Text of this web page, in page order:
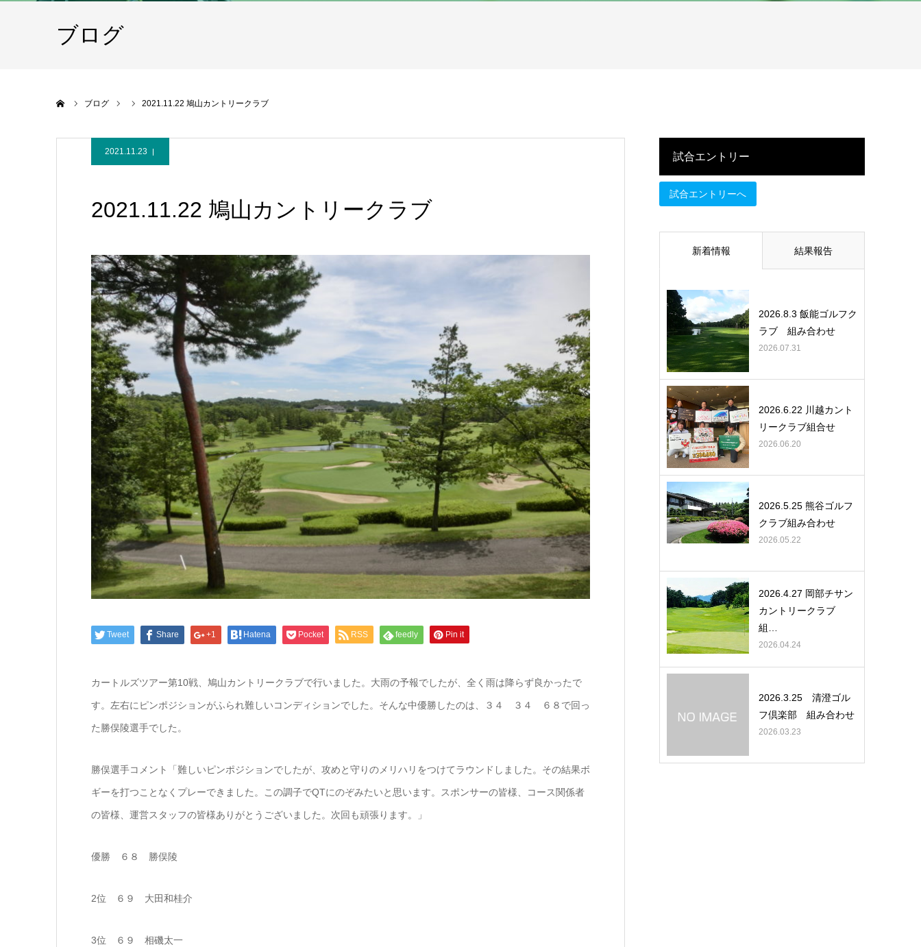
ブログ
ブログ 2021.11.22 鳩山カントリークラブ
2021.11.23
2021.11.22 鳩山カントリークラブ
Tweet Share +1 Hatena Pocket RSS feedly Pin it
カートルズツアー第10戦、鳩山カントリークラブで行いました。大雨の予報でしたが、全く雨は降らず良かったで
す。左右にピンポジションがふられ難しいコンディションでした。そんな中優勝したのは、３４ ３４ ６８で回っ
た勝俣陵選手でした。
勝俣選手コメント「難しいピンポジションでしたが、攻めと守りのメリハリをつけてラウンドしました。その結果ボ
ギーを打つことなくプレーできました。この調子でQTにのぞみたいと思います。スポンサーの皆様、コース関係者
の皆様、運営スタッフの皆様ありがとうございました。次回も頑張ります。」
優勝 ６８ 勝俣陵
2位 ６９ 大田和桂介
3位 ６９ 相磯太一
試合エントリー
試合エントリーへ
新着情報 結果報告
2026.8.3 飯能ゴルフク
ラブ 組み合わせ
2026.07.31
2026.6.22 川越カント
リークラブ組合せ
2026.06.20
2026.5.25 熊谷ゴルフ
クラブ組み合わせ
2026.05.22
2026.4.27 岡部チサン
カントリークラブ
組…
2026.04.24
2026.3.25 清澄ゴル
フ倶楽部 組み合わせ
2026.03.23